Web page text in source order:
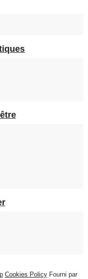
Cookies Policy Fourni par